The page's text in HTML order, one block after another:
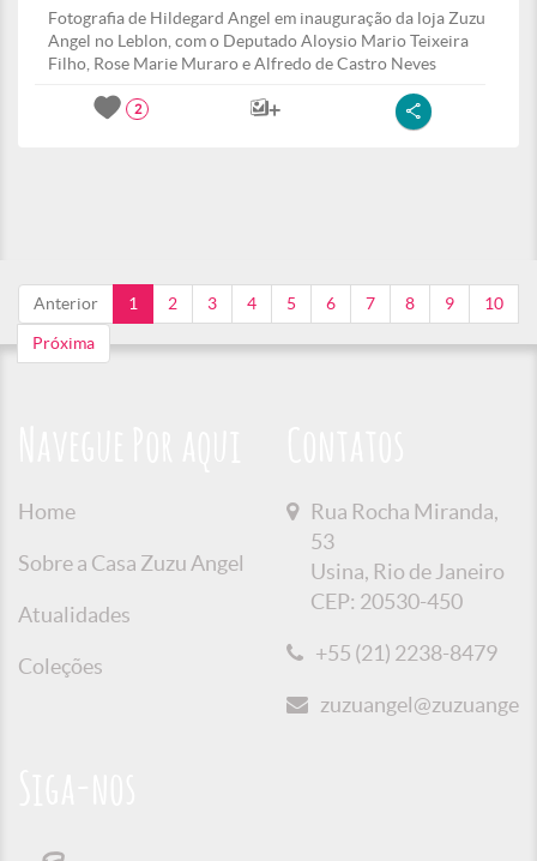
Fotografia de Hildegard Angel em inauguração da loja Zuzu
Angel no Leblon, com o Deputado Aloysio Mario Teixeira
Filho, Rose Marie Muraro e Alfredo de Castro Neves
2
Anterior 1 2 3 4 5 6 7 8 9 10
Próxima
Home
Sobre a Casa Zuzu Angel
Atualidades
Coleções
Rua Rocha Miranda,
53
Usina, Rio de Janeiro
CEP: 20530-450
+55 (21) 2238-8479